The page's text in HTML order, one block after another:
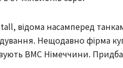
відома насамперед
Нещодавно фірма
ВМС Німеччини.